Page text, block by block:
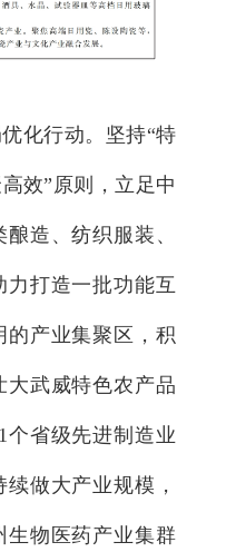
化行动。 坚持“特
效”原则，立足中
造、纺织服装、
打造一批功能互
产业集聚区，积
武威特色农产品
个省级先进制造业
做大产业规模，
生物医药产业集群